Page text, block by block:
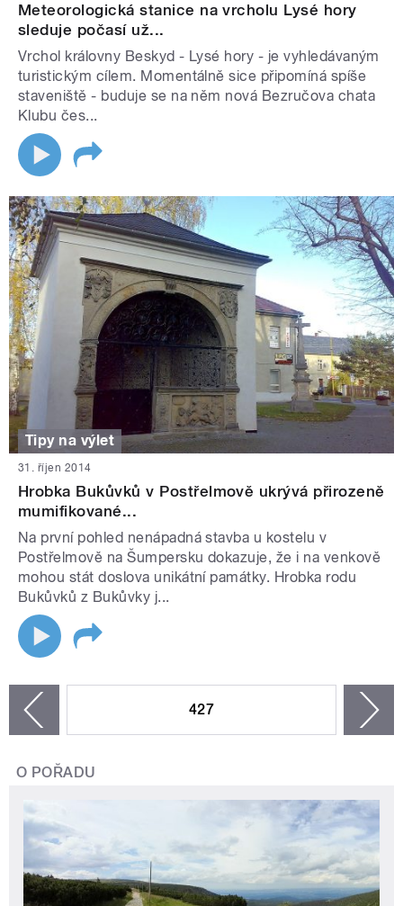
Meteorologická stanice na vrcholu Lysé hory
sleduje počasí už...
Vrchol královny Beskyd - Lysé hory - je vyhledávaným
turistickým cílem. Momentálně sice připomíná spíše
staveniště - buduje se na něm nová Bezručova chata
Klubu čes...
Tipy na výlet
31. říjen 2014
Hrobka Bukůvků v Postřelmově ukrývá přirozeně
mumifikované...
Na první pohled nenápadná stavba u kostelu v
Postřelmově na Šumpersku dokazuje, že i na venkově
mohou stát doslova unikátní památky. Hrobka rodu
Bukůvků z Bukůvky j...
427
O POŘADU